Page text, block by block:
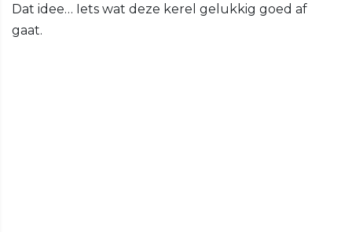
Dat idee… Iets wat deze kerel gelukkig goed af
gaat.